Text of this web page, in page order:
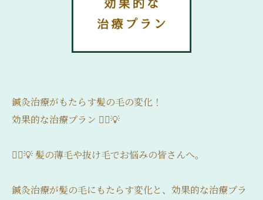
鍼灸治療がもたらす髪の毛の変化！
効果的な治療プラン 💆‍♂️💡
💆‍♀️💡 髪の薄毛や抜け毛でお悩みの皆さんへ。
鍼灸治療が髪の毛にもたらす変化と、効果的な治療プラ